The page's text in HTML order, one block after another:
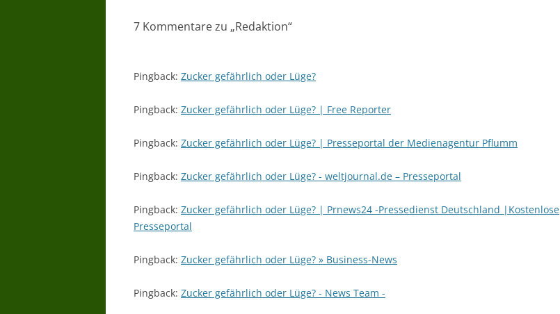
7 Kommentare zu „Redaktion“
Pingback: Zucker gefährlich oder Lüge?
Pingback: Zucker gefährlich oder Lüge? | Free Reporter
Pingback: Zucker gefährlich oder Lüge? | Presseportal der Medienagentur Pflumm
Pingback: Zucker gefährlich oder Lüge? - weltjournal.de – Presseportal
Pingback: Zucker gefährlich oder Lüge? | Prnews24 -Pressedienst Deutschland |Kostenlose
Presseportal
Pingback: Zucker gefährlich oder Lüge? » Business-News
Pingback: Zucker gefährlich oder Lüge? - News Team -